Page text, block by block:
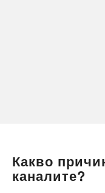
Какво
каналите?